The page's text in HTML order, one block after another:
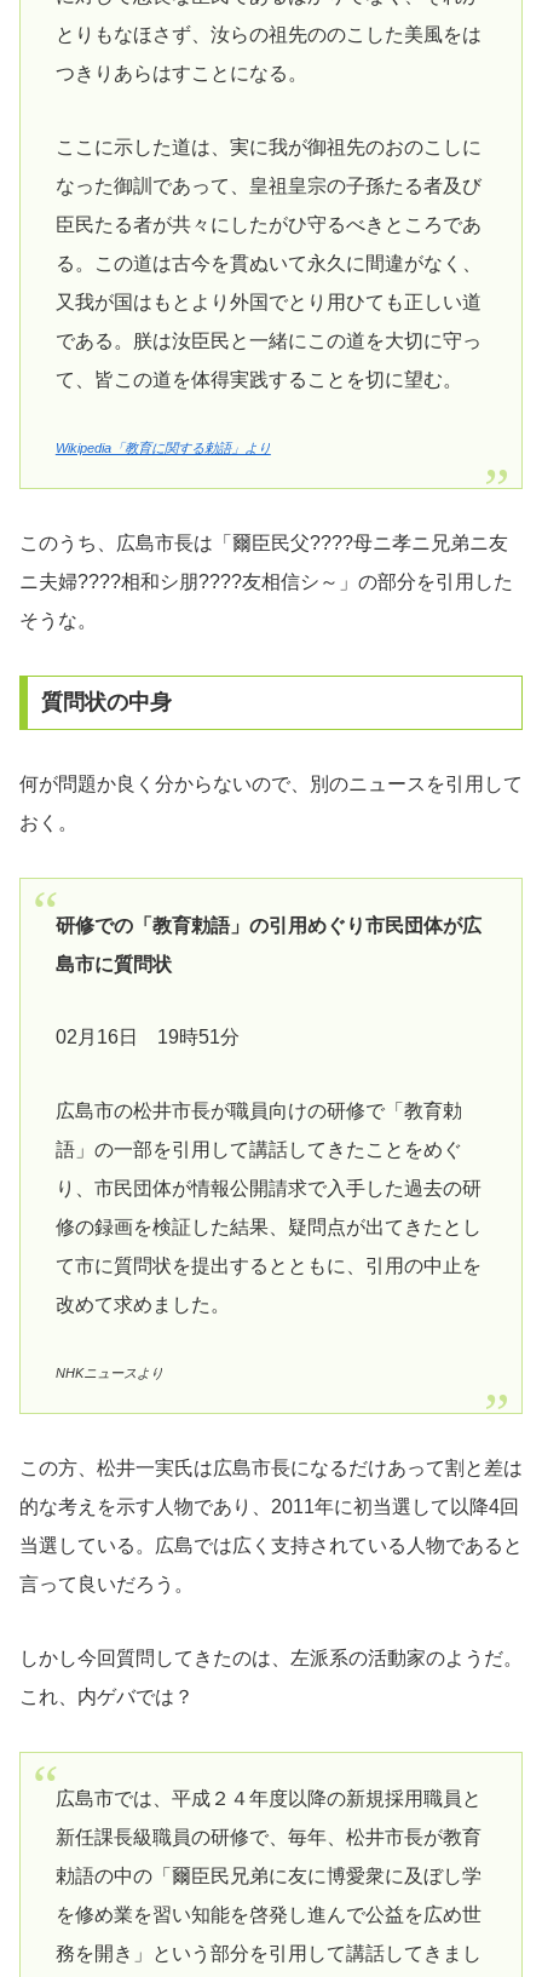
とりもなほさず、汝らの祖先ののこした美風をは
つきりあらはすことになる。
ここに示した道は、実に我が御祖先のおのこしに
なった御訓であって、皇祖皇宗の子孫たる者及び
臣民たる者が共々にしたがひ守るべきところであ
る。この道は古今を貫ぬいて永久に間違がなく、
又我が国はもとより外国でとり用ひても正しい道
である。朕は汝臣民と一緒にこの道を大切に守っ
て、皆この道を体得実践することを切に望む。
Wikipedia「教育に関する勅語」より
このうち、広島市長は「爾臣民父????母ニ孝ニ兄弟ニ友
ニ夫婦????相和シ朋????友相信シ～」の部分を引用した
そうな。
質問状の中身
何が問題か良く分からないので、別のニュースを引用して
おく。
研修での「教育勅語」の引用めぐり市民団体が広
島市に質問状
02月16日 19時51分
広島市の松井市長が職員向けの研修で「教育勅
語」の一部を引用して講話してきたことをめぐ
り、市民団体が情報公開請求で入手した過去の研
修の録画を検証した結果、疑問点が出てきたとし
て市に質問状を提出するとともに、引用の中止を
改めて求めました。
NHKニュースより
この方、松井一実氏は広島市長になるだけあって割と差は
的な考えを示す人物であり、2011年に初当選して以降4回
当選している。広島では広く支持されている人物であると
言って良いだろう。
しかし今回質問してきたのは、左派系の活動家のようだ。
これ、内ゲバでは？
広島市では、平成２４年度以降の新規採用職員と
新任課長級職員の研修で、毎年、松井市長が教育
勅語の中の「爾臣民兄弟に友に博愛衆に及ぼし学
を修め業を習い知能を啓発し進んで公益を広め世
務を開き」という部分を引用して講話してきまし